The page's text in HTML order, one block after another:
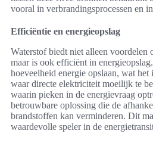
vooral in verbrandingsprocessen en
Efficiëntie en energieopslag
Waterstof biedt niet alleen voordelen
maar is ook efficiënt in
hoeveelheid energie opslaan, wat het
waar directe elektriciteit moeilijk te
waarin pieken in de energievraag
betrouwbare oplossing die de
brandstoffen kan verminderen. Dit
waardevolle speler in de